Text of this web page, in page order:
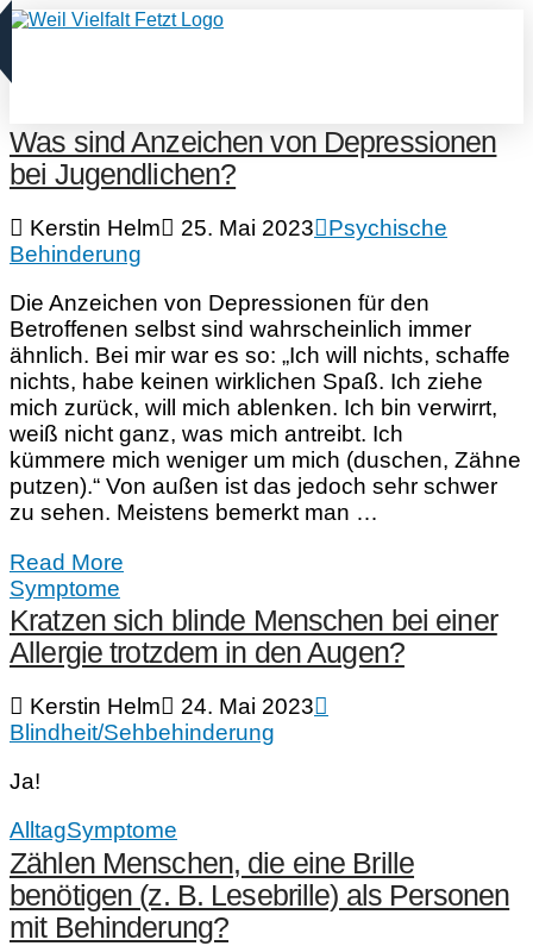
Was sind Anzeichen von Depressionen
bei Jugendlichen?
Kerstin Helm 25. Mai 2023
Psychische
Behinderung
Die Anzeichen von Depressionen für den
Betroffenen selbst sind wahrscheinlich immer
ähnlich. Bei mir war es so: „Ich will nichts, schaffe
nichts, habe keinen wirklichen Spaß. Ich ziehe
mich zurück, will mich ablenken. Ich bin verwirrt,
weiß nicht ganz, was mich antreibt. Ich
kümmere mich weniger um mich (duschen, Zähne
putzen).“ Von außen ist das jedoch sehr schwer
zu sehen. Meistens bemerkt man …
Read More
Symptome
Kratzen sich blinde Menschen bei einer
Allergie trotzdem in den Augen?
Kerstin Helm
24. Mai 2023
Blindheit/Sehbehinderung
Ja!
AlltagSymptome
Zählen Menschen, die eine Brille
benötigen (z. B. Lesebrille) als Personen
mit Behinderung?